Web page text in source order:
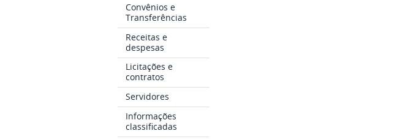
Convênios e
Transferências
Receitas e
despesas
Licitações e
contratos
Servidores
Informações
classificadas